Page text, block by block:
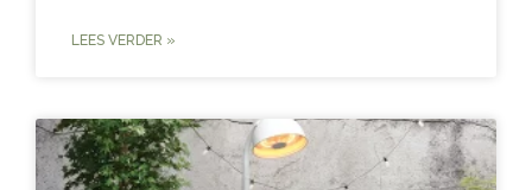
LEES VERDER »